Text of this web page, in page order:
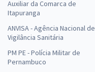
Auxiliar da Comarca de
Itapuranga
ANVISA - Agência Nacional de
Vigilância Sanitária
PM PE - Polícia Militar de
Pernambuco